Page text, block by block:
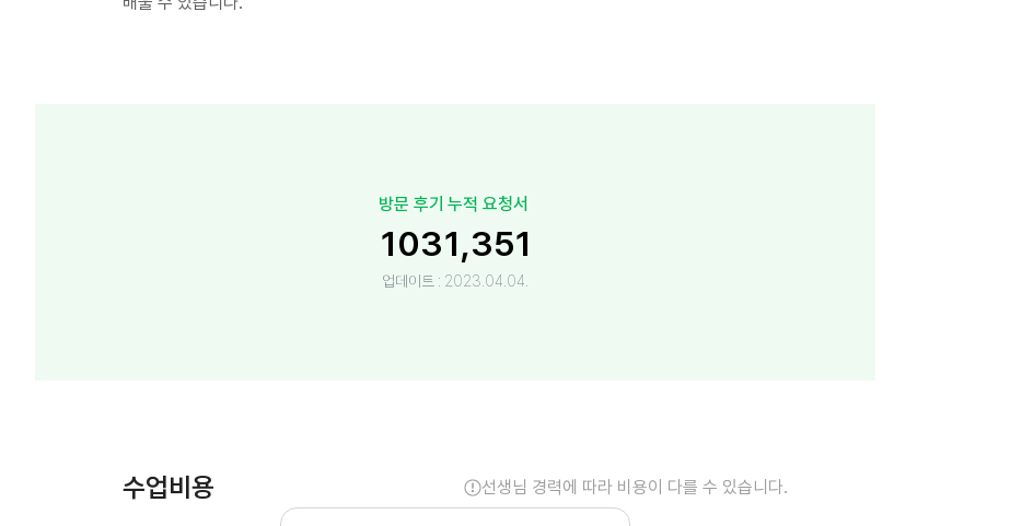
방문 후기
103
누적 요청서
1,351
업데이트 : 2023.04.04.
수업비용 선생님 경력에 따라 비용이 다를 수 있습니다.